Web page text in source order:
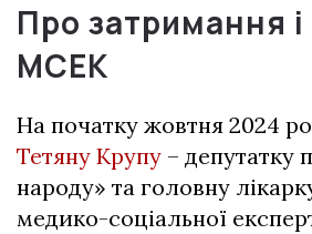
Про затримання і
МСЕК
На початку жовтня 2024
Тетяну Крупу – депутатку
народу» та головну
медико-соціальної